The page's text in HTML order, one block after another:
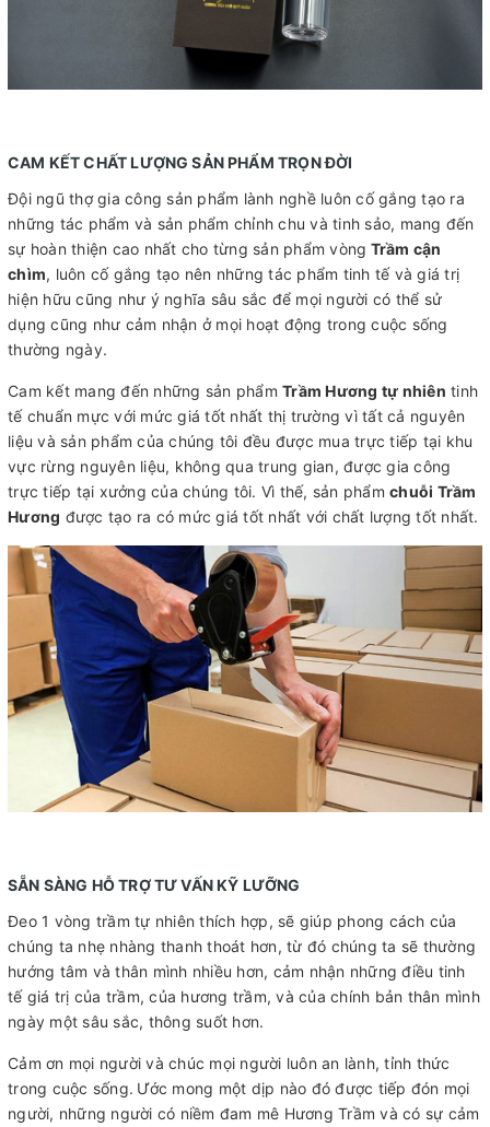
CAM KẾT CHẤT LƯỢNG SẢN PHẨM TRỌN ĐỜI
Đội ngũ thợ gia công sản phẩm lành nghề luôn cố gắng tạo ra
những tác phẩm và sản phẩm chỉnh chu và tinh sảo, mang đến
sự hoàn thiện cao nhất cho từng sản phẩm vòng Trầm cận
chìm, luôn cố gắng tạo nên những tác phẩm tinh tế và giá trị
hiện hữu cũng như ý nghĩa sâu sắc để mọi người có thể sử
dụng cũng như cảm nhận ở mọi hoạt động trong cuộc sống
thường ngày.
Cam kết mang đến những sản phẩm Trầm Hương tự nhiên tinh
tế chuẩn mực với mức giá tốt nhất thị trường vì tất cả nguyên
liệu và sản phẩm của chúng tôi đều được mua trực tiếp tại khu
vực rừng nguyên liệu, không qua trung gian, được gia công
trực tiếp tại xưởng của chúng tôi. Vì thế, sản phẩm chuỗi Trầm
Hương được tạo ra có mức giá tốt nhất với chất lượng tốt nhất.
SẴN SÀNG HỖ TRỢ TƯ VẤN KỸ LƯỠNG
Đeo 1 vòng trầm tự nhiên thích hợp, sẽ giúp phong cách của
chúng ta nhẹ nhàng thanh thoát hơn, từ đó chúng ta sẽ thường
hướng tâm và thân mình nhiều hơn, cảm nhận những điều tinh
tế giá trị của trầm, của hương trầm, và của chính bản thân mình
ngày một sâu sắc, thông suốt hơn.
Cảm ơn mọi người và chúc mọi người luôn an lành, tỉnh thức
trong cuộc sống. Ước mong một dịp nào đó được tiếp đón mọi
người, những người có niềm đam mê Hương Trầm và có sự cảm